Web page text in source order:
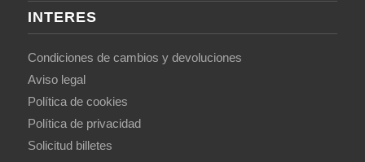
INTERES
Condiciones de cambios y devoluciones
Aviso legal
Política de cookies
Política de privacidad
Solicitud billetes